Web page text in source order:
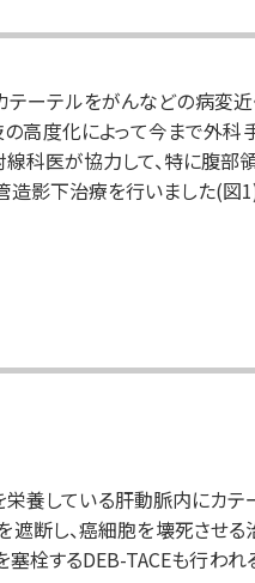
ーテルをがんなどの病変近
高度化によって今まで外科
科医が協力して、特に腹部
影下治療を行いました(図1)
養している肝動脈内にカ
断し、癌細胞を壊死させる
するDEB-TACEも行われる